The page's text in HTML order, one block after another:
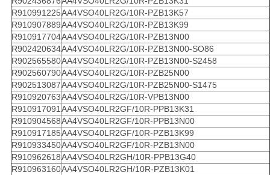
R910991225AA4VSO40LR2G/10R-PZB13K57
R910907889AA4VSO40LR2G/10R-PZB13K99
R910917704AA4VSO40LR2G/10R-PZB13N00
R902420634AA4VSO40LR2G/10R-PZB13N00-SO86
R902565580AA4VSO40LR2G/10R-PZB13N00-S2458
R902560790AA4VSO40LR2G/10R-PZB25N00
R902513087AA4VSO40LR2G/10R-PZB25N00-S1475
R910920763AA4VSO40LR2G/10R-VPB13N00
R910917091 AA4VSO40LR2GF/10R-PPB13K31
R910904568AA4VSO40LR2GF/10R-PPB13N00
R910917185AA4VSO40LR2GF/10R-PZB13K99
R910933450AA4VSO40LR2GF/10R-PZB13N00
R910962618AA4VSO40LR2GH/10R-PPB13G40
R910963160AA4VSO40LR2GH/10R-PZB13K01